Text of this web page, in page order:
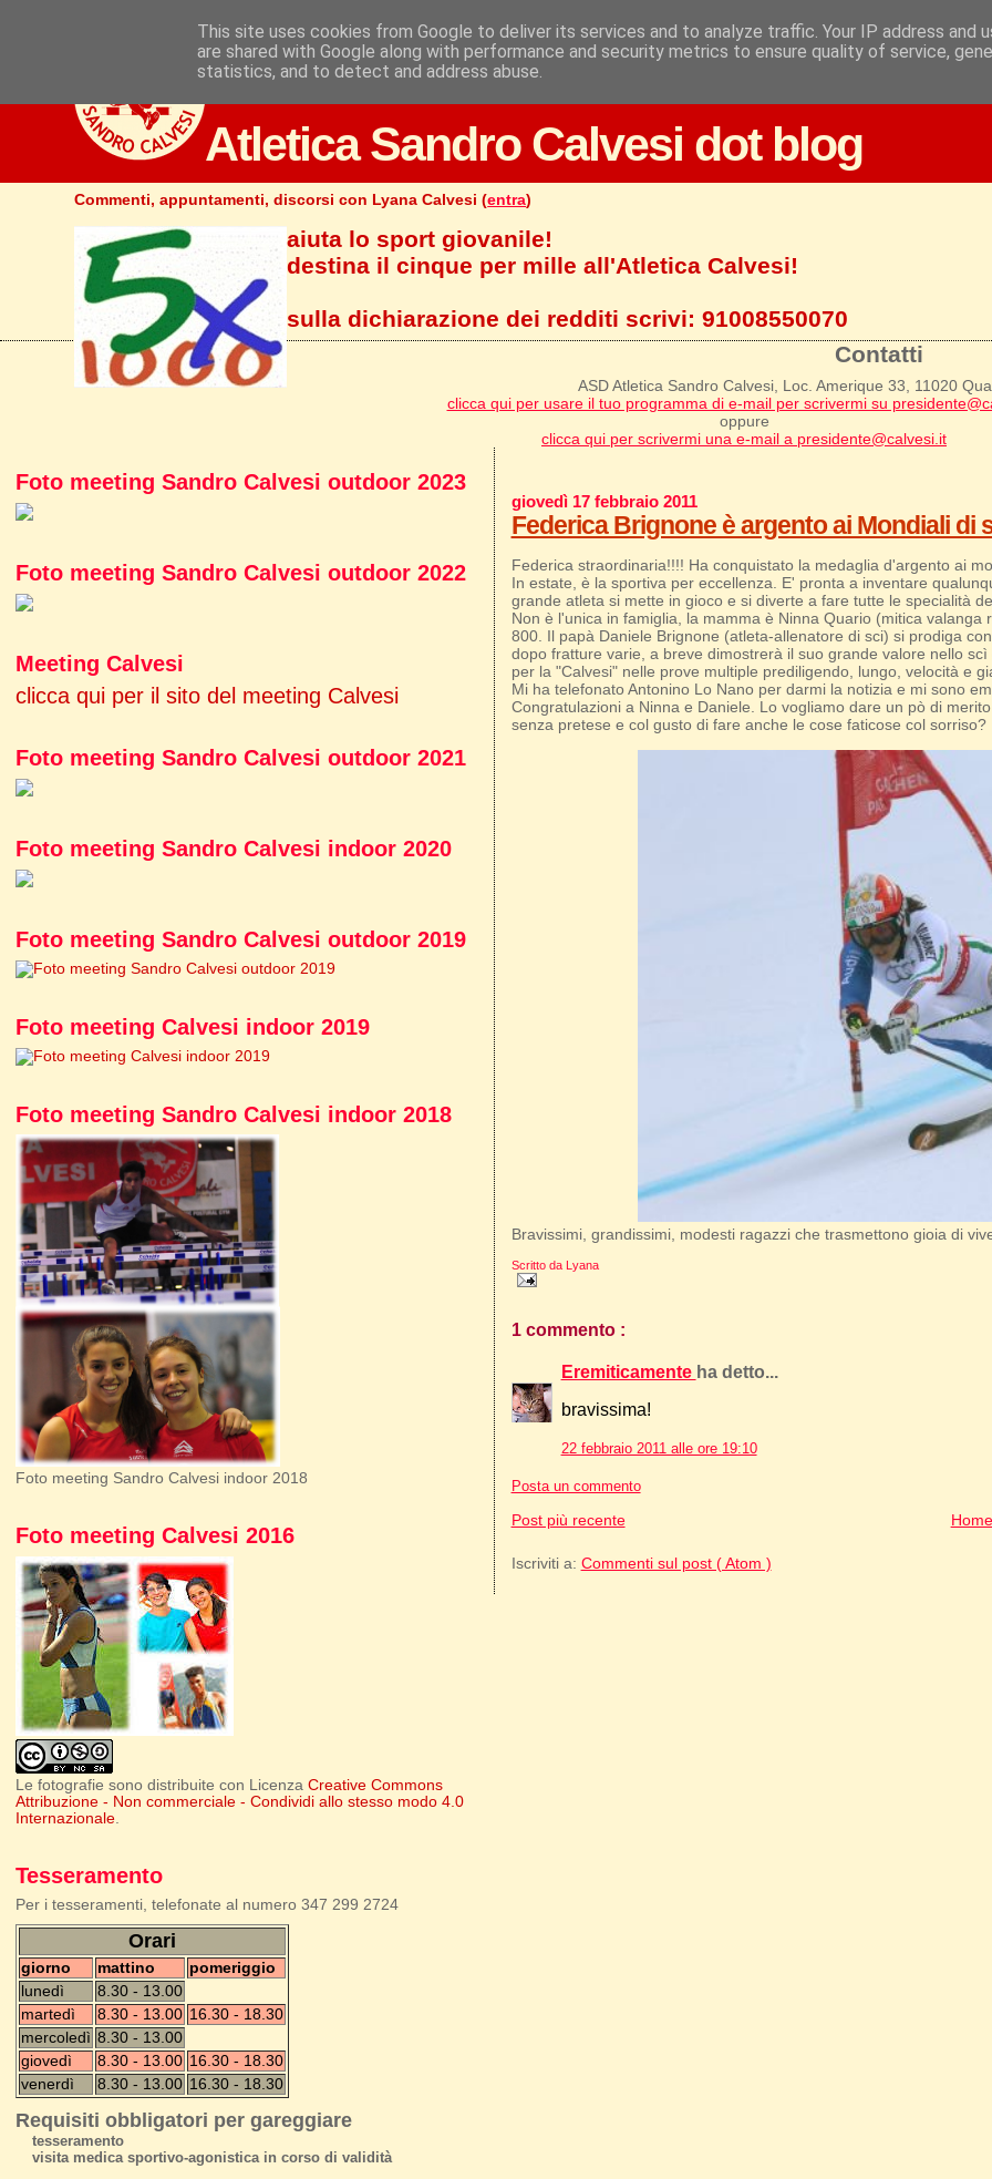
Atletica Sandro Calvesi dot blog
Commenti, appuntamenti, discorsi con Lyana Calvesi (entra)
aiuta lo sport giovanile!
destina il cinque per mille all'Atletica Calvesi!
sulla dichiarazione dei redditi scrivi:91008550070
Contatti
ASD Atletica Sandro Calvesi, Loc. Amerique 33, 11020
clicca qui per usare il tuo programma di e-mail per scrivermi su
oppure
clicca qui per scrivermi una e-mail a presidente@calvesi.it
giovedì 17 febbraio 2011
Federica Brignone è argento ai Mondiali di
Federica straordinaria!!!! Ha conquistato la medaglia d'argento ai
In estate, è la sportiva per eccellenza. E' pronta a inventare
grande atleta si mette in gioco e si diverte a fare tutte le specialità
Non è l'unica in famiglia, la mamma è Ninna Quario (mitica
800. Il papà Daniele Brignone (atleta-allenatore di sci) si prodiga
dopo fratture varie, a breve dimostrerà il suo grande valore nello
per la "Calvesi" nelle prove multiple prediligendo, lungo, velocità e
Mi ha telefonato Antonino Lo Nano per darmi la notizia e mi sono
Congratulazioni a Ninna e Daniele. Lo vogliamo dare un pò di
senza pretese e col gusto di fare anche le cose faticose col sorriso?
Bravissimi, grandissimi, modesti ragazzi che trasmettono gioia di
Scritto da Lyana
1 commento :
Eremiticamente ha detto...
bravissima!
22 febbraio 2011 alle ore 19:10
Posta un commento
Post più recente
Iscriviti a: Commenti sul post ( Atom )
Foto meeting Sandro Calvesi outdoor 2023
Foto meeting Sandro Calvesi outdoor 2022
Meeting Calvesi
clicca qui per il sito del meeting Calvesi
Foto meeting Sandro Calvesi outdoor 2021
Foto meeting Sandro Calvesi indoor 2020
Foto meeting Sandro Calvesi outdoor 2019
Foto meeting Calvesi indoor 2019
Foto meeting Sandro Calvesi indoor 2018
Foto meeting Sandro Calvesi indoor 2018
Foto meeting Calvesi 2016
Le fotografie sono distribuite con LicenzaCreative Commons
Attribuzione - Non commerciale - Condividi allo stesso modo 4.0
Internazionale.
Tesseramento
Per i tesseramenti, telefonate al numero 347 299 2724
Orari
giorno mattino
pomeriggio
lunedì
8.30 - 13.00
martedì
8.30 - 13.00 16.30 - 18.30
mercoledì 8.30 - 13.00
giovedì
8.30 - 13.00 16.30 - 18.30
venerdì
8.30 - 13.00 16.30 - 18.30
Requisiti obbligatori per gareggiare
tesseramento
visita medica sportivo-agonistica in corso di validità
This site uses cookies from Google to deliver its services and to analyze traffic. Your IP address and
are shared with Google along with performance and security metrics to ensure quality of service,
statistics, and to detect and address abuse.